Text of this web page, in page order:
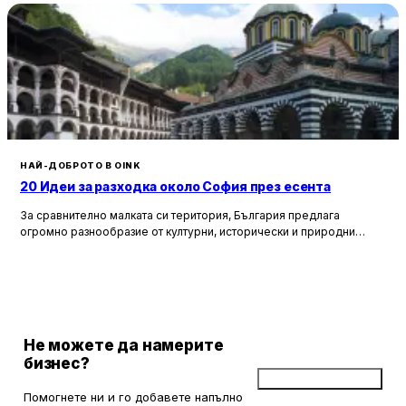
НАЙ-ДОБРОТО В OINK
20 Идеи за разходка около София през есента
За сравнително малката си територия, България предлага
огромно разнообразие от културни, исторически и природни
Не можете да намерите
бизнес?
Помогнете ни и го добавете напълно